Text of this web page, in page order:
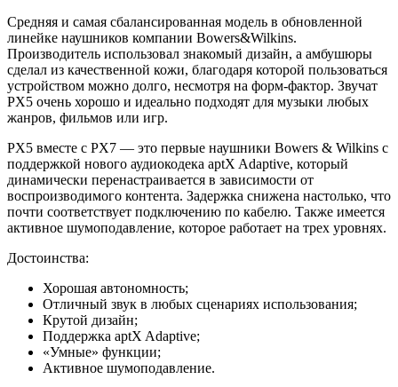
Средняя и самая сбалансированная модель в обновленной
линейке наушников компании Bowers&Wilkins.
Производитель использовал знакомый дизайн, а амбушюры
сделал из качественной кожи, благодаря которой пользоваться
устройством можно долго, несмотря на форм-фактор. Звучат
PX5 очень хорошо и идеально подходят для музыки любых
жанров, фильмов или игр.
PX5 вместе с PX7 — это первые наушники Bowers & Wilkins с
поддержкой нового аудиокодека aptX Adaptive, который
динамически перенастраивается в зависимости от
воспроизводимого контента. Задержка снижена настолько, что
почти соответствует подключению по кабелю. Также имеется
активное шумоподавление, которое работает на трех уровнях.
Достоинства:
Хорошая автономность;
Отличный звук в любых сценариях использования;
Крутой дизайн;
Поддержка aptX Adaptive;
«Умные» функции;
Активное шумоподавление.